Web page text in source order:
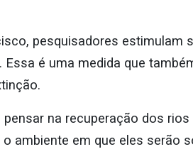
pesquisadores estimulam
é uma medida que
na recuperação dos
ambiente em que eles serão